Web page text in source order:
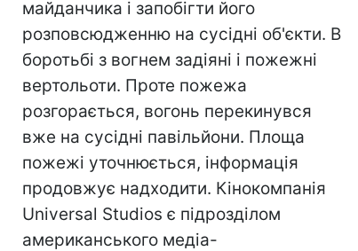
майданчика і запобігти його
розповсюдженню на сусідні об'єкти. В
боротьбі з вогнем задіяні і пожежні
вертольоти. Проте пожежа
розгорається, вогонь перекинувся
вже на сусідні павільйони. Площа
пожежі уточнюється, інформація
продовжує надходити. Кінокомпанія
Universal Studios є підрозділом
американського медіа-